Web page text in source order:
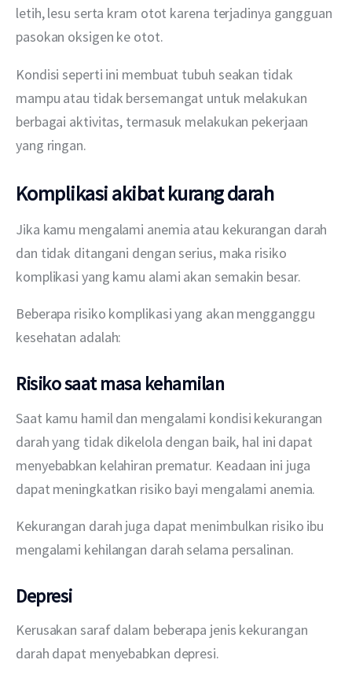
letih, lesu serta kram otot karena terjadinya gangguan
pasokan oksigen ke otot.
Kondisi seperti ini membuat tubuh seakan tidak
mampu atau tidak bersemangat untuk melakukan
berbagai aktivitas, termasuk melakukan pekerjaan
yang ringan.
Komplikasi akibat kurang darah
Jika kamu mengalami anemia atau kekurangan darah
dan tidak ditangani dengan serius, maka risiko
komplikasi yang kamu alami akan semakin besar.
Beberapa risiko komplikasi yang akan mengganggu
kesehatan adalah:
Risiko saat masa kehamilan
Saat kamu hamil dan mengalami kondisi kekurangan
darah yang tidak dikelola dengan baik, hal ini dapat
menyebabkan kelahiran prematur. Keadaan ini juga
dapat meningkatkan risiko bayi mengalami anemia.
Kekurangan darah juga dapat menimbulkan risiko ibu
mengalami kehilangan darah selama persalinan.
Depresi
Kerusakan saraf dalam beberapa jenis kekurangan
darah dapat menyebabkan depresi.